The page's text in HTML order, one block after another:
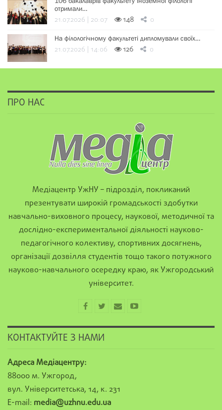
отримали…
21.07.2026 | 20:07 148 0
На філологічному факультеті дипломували своїх…
21.07.2026 | 14:06 126 0
ПРО НАС
Медіацентр УжНУ – підрозділ, покликаний
презентувати широкій громадськості здобутки
навчально-виховного процесу, наукової, методичної та
дослідно-експериментальної діяльності науково-
педагогічного колективу, спортивних досягнень,
організації дозвілля студентів тощо такого потужного
науково-навчального осередку краю, як Ужгородський
університет.
КОНТАКТУЙТЕ З НАМИ
Адреса Медіацентру:
88000 м. Ужгород,
вул. Університетська, 14, к. 231
E-mail: media@uzhnu.edu.ua